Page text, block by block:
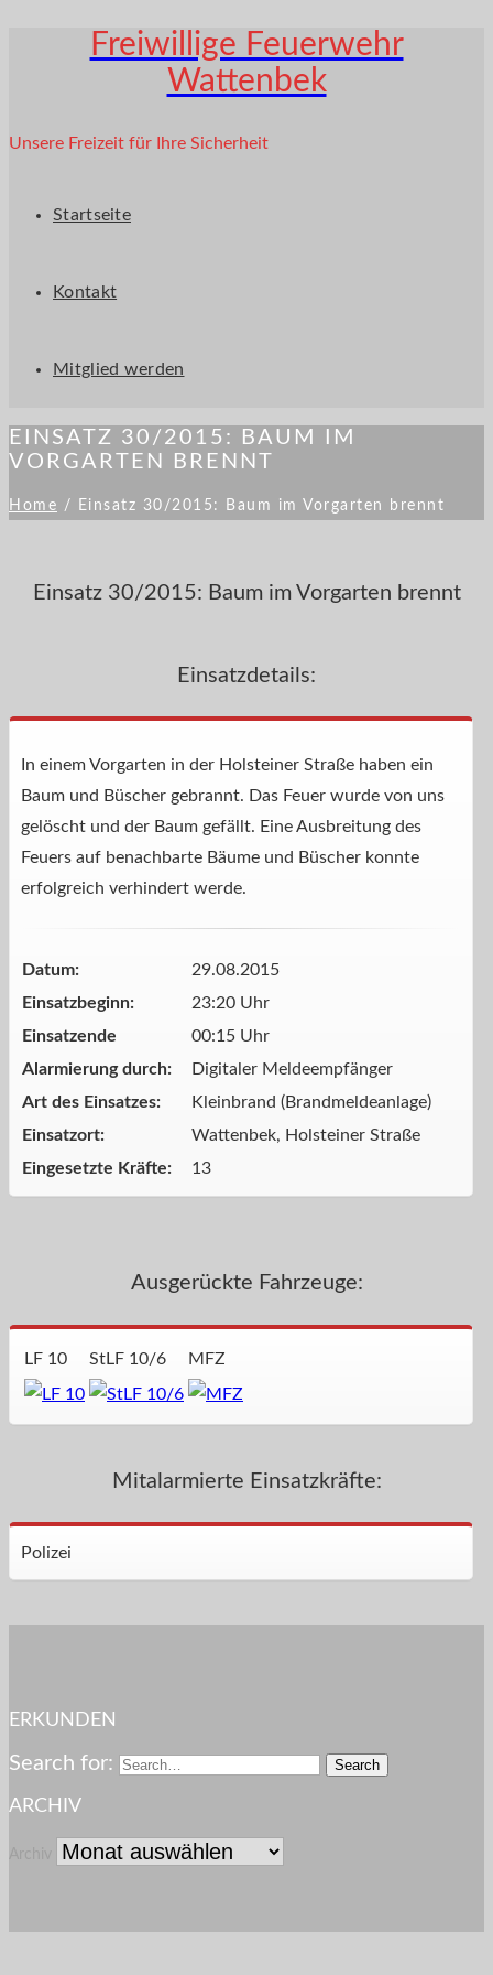
Freiwillige Feuerwehr
Wattenbek
Unsere Freizeit für Ihre Sicherheit
Startseite
Kontakt
Mitglied werden
EINSATZ 30/2015: BAUM IM
VORGARTEN BRENNT
Home / Einsatz 30/2015: Baum im Vorgarten brennt
Einsatz 30/2015: Baum im Vorgarten brennt
Einsatzdetails:
In einem Vorgarten in der Holsteiner Straße haben ein
Baum und Büscher gebrannt. Das Feuer wurde von uns
gelöscht und der Baum gefällt. Eine Ausbreitung des
Feuers auf benachbarte Bäume und Büscher konnte
erfolgreich verhindert werde.
Datum:
29.08.2015
Einsatzbeginn:
23:20 Uhr
Einsatzende
00:15 Uhr
Alarmierung durch:
Digitaler Meldeempfänger
Art des Einsatzes:
Kleinbrand (Brandmeldeanlage)
Einsatzort:
Wattenbek, Holsteiner Straße
Eingesetzte Kräfte:
13
Ausgerückte Fahrzeuge:
LF 10 StLF 10/6 MFZ
Mitalarmierte Einsatzkräfte:
Polizei
ERKUNDEN
Search for:
ARCHIV